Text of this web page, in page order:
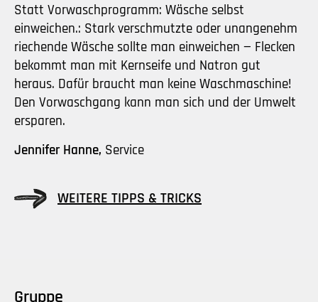
Statt Vorwaschprogramm: Wäsche selbst
einweichen.: Stark verschmutzte oder unangenehm
riechende Wäsche sollte man einweichen — Flecken
bekommt man mit Kernseife und Natron gut
heraus. Dafür braucht man keine Waschmaschine!
Den Vorwaschgang kann man sich und der Umwelt
ersparen.
Jennifer Hanne, Service
WEITERE TIPPS & TRICKS
Gruppe